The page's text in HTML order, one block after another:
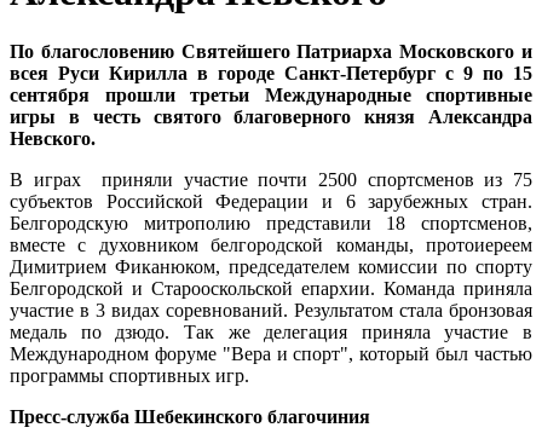
По благословению Святейшего Патриарха Московского и
всея Руси Кирилла в городе Санкт-Петербург с 9 по 15
сентября прошли третьи Международные спортивные
игры в честь святого благоверного князя Александра
Невского.
В играх приняли участие почти 2500 спортсменов из 75
субъектов Российской Федерации и 6 зарубежных стран.
Белгородскую митрополию представили 18 спортсменов,
вместе с духовником белгородской команды, протоиереем
Димитрием Фиканюком, председателем комиссии по спорту
Белгородской и Старооскольской епархии. Команда приняла
участие в 3 видах соревнований. Результатом стала бронзовая
медаль по дзюдо. Так же делегация приняла участие в
Международном форуме "Вера и спорт", который был частью
программы спортивных игр.
Пресс-служба Шебекинского благочиния